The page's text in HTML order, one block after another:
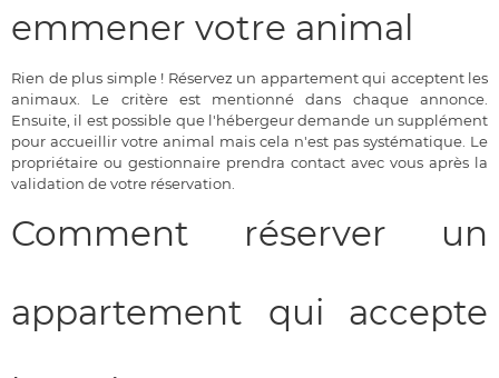
emmener votre animal
Rien de plus simple ! Réservez un appartement qui acceptent les
animaux. Le critère est mentionné dans chaque annonce.
Ensuite, il est possible que l'hébergeur demande un supplément
pour accueillir votre animal mais cela n'est pas systématique. Le
propriétaire ou gestionnaire prendra contact avec vous après la
validation de votre réservation.
Comment réserver un
appartement qui accepte